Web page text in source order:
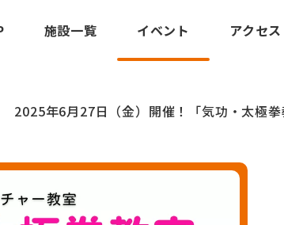
施設一覧 イベント アクセス
2025年6月27日（金）開催！「気功・太極拳